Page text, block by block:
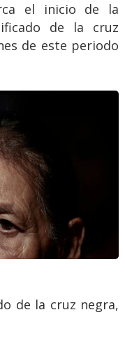
de la cruz
de este periodo
de la cruz negra,